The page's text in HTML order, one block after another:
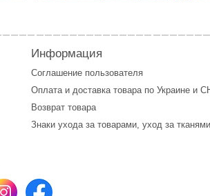
Информация
Соглашение пользователя
Оплатаи доставка товара по Украине и
Возврат товара
Знаки ухода за товарами, уход за тканями